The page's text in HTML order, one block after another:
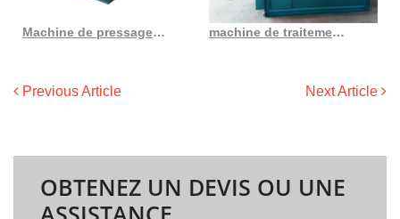
Machine de pressage d’huile d’arachide, extracteur d’huile d’amande et de noix de cajou machine de traitement d’extraction d’huile de soja au Cameroun
Previous Article Next Article
OBTENEZ UN DEVIS OU UNE